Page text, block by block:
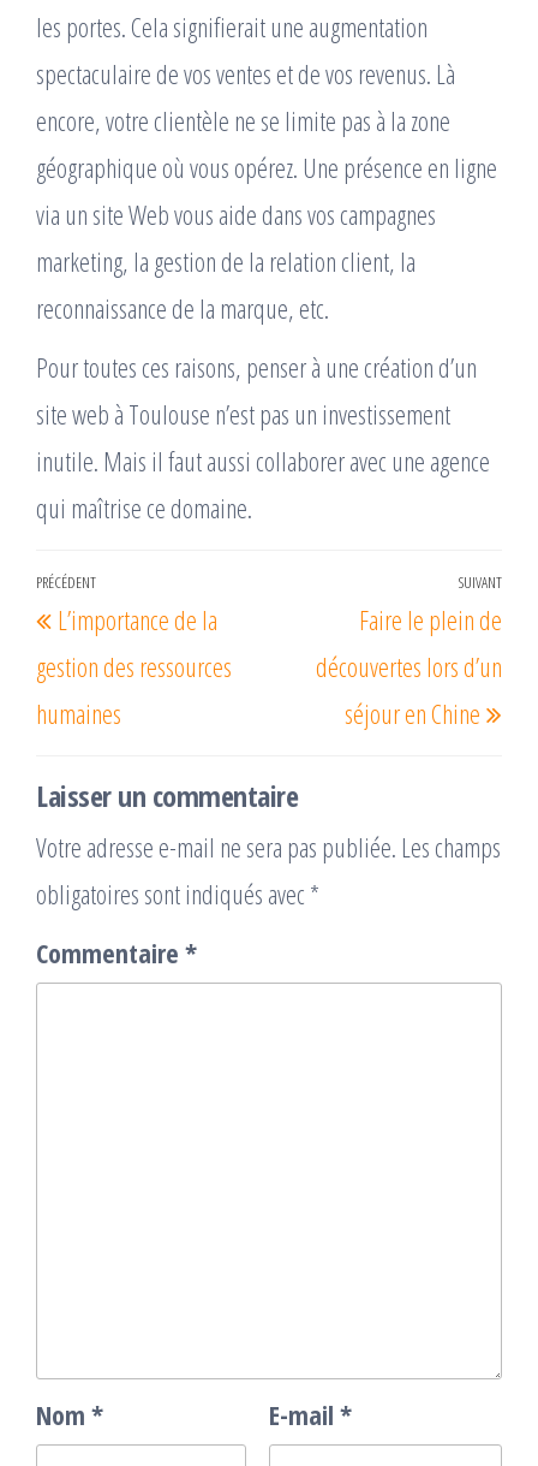
les portes. Cela signifierait une augmentation
spectaculaire de vos ventes et de vos revenus. Là
encore, votre clientèle ne se limite pas à la zone
géographique où vous opérez. Une présence en ligne
via un site Web vous aide dans vos campagnes
marketing, la gestion de la relation client, la
reconnaissance de la marque, etc.
Pour toutes ces raisons, penser à une création d’un
site web à Toulouse n’est pas un investissement
inutile. Mais il faut aussi collaborer avec une agence
qui maîtrise ce domaine.
Navigation
de
l’article
Article
précédent
PRÉCÉDENT
L’importance de la
gestion des ressources
humaines
SUIVANT
Faire le plein de
découvertes lors d’un
séjour en Chine
Laisser un commentaire
Votre adresse e-mail ne sera pas publiée. Les champs
obligatoires sont indiqués avec *
Commentaire *
Nom * E-mail *